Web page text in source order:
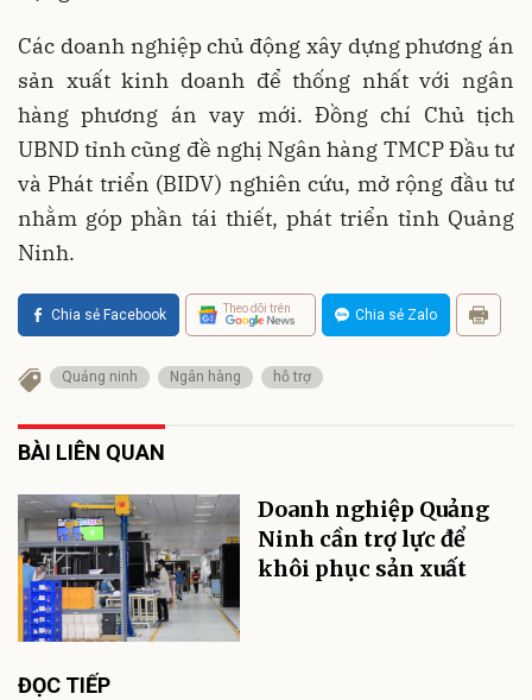
Các doanh nghiệp chủ động xây dựng phương án
sản xuất kinh doanh để thống nhất với ngân
hàng phương án vay mới. Đồng chí Chủ tịch
UBND tỉnh cũng đề nghị Ngân hàng TMCP Đầu tư
và Phát triển (BIDV) nghiên cứu, mở rộng đầu tư
nhằm góp phần tái thiết, phát triển tỉnh Quảng
Ninh.
Chia sẻ Facebook Theo dõi trên Chia sẻ Zalo
Quảng ninh Ngân hàng hỗ trợ
BÀI LIÊN QUAN
Doanh nghiệp Quảng
Ninh cần trợ lực để
khôi phục sản xuất
ĐỌC TIẾP